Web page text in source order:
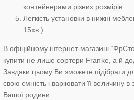
контейнерами різних розмірів.
Легкість установки в нижні
15хв.).
В офіційному інтернет-магазині
купити не лише сортери Franke, а й
Завдяки цьому Ви зможете підібрати
свою ємність і варіювати її величину в
Вашої родини.